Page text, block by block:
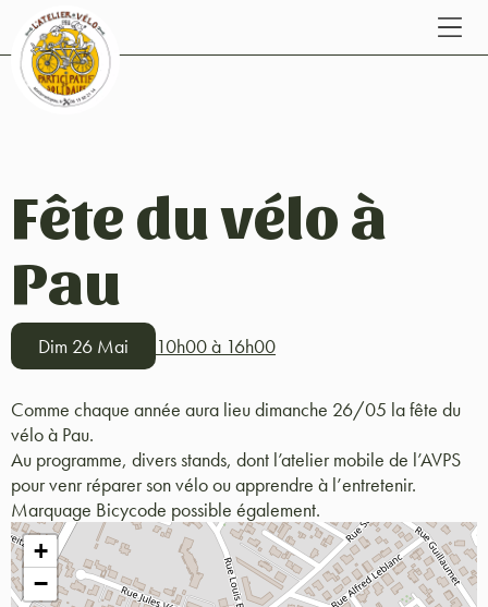
Fête du vélo à
Pau
Dim 26 Mai 10h00 à 16h00
Comme chaque année aura lieu dimanche 26/05 la fête du
vélo à Pau.
Au programme, divers stands, dont l’atelier mobile de l’AVPS
pour venr réparer son vélo ou apprendre à l’entretenir.
Marquage Bicycode possible également.
+
−